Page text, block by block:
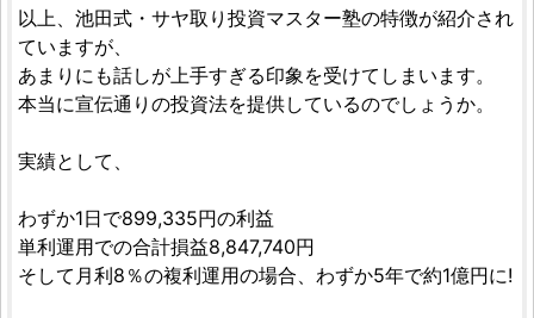
以上、池田式・サヤ取り投資マスター塾の特徴が紹介され
ていますが、
あまりにも話しが上手すぎる印象を受けてしまいます。
本当に宣伝通りの投資法を提供しているのでしょうか。
実績として、
わずか1日で899,335円の利益
単利運用での合計損益8,847,740円
そして月利8％の複利運用の場合、わずか5年で約1億円に!